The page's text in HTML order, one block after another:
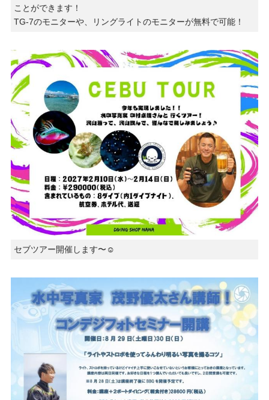
ことができます！
TG-7のモニターや、リングライトのモニターが無料で可能！
セブツアー開催します〜☺️